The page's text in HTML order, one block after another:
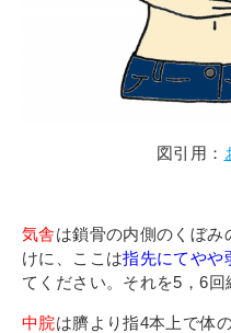
図引用：
気舎は鎖骨の内側のくぼ
けに、ここは指先にてやや
てください。それを5，6回
中脘は臍より指4本上で体